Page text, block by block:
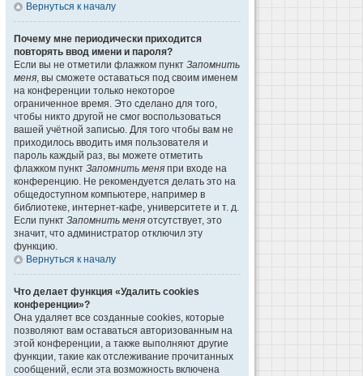
Вернуться к началу
Почему мне периодически приходится
повторять ввод имени и пароля?
Если вы не отметили флажком пункт Запомнить
меня, вы сможете оставаться под своим именем
на конференции только некоторое
ограниченное время. Это сделано для того,
чтобы никто другой не смог воспользоваться
вашей учётной записью. Для того чтобы вам не
приходилось вводить имя пользователя и
пароль каждый раз, вы можете отметить
флажком пункт Запомнить меня при входе на
конференцию. Не рекомендуется делать это на
общедоступном компьютере, например в
библиотеке, интернет-кафе, университете и т. д.
Если пункт Запомнить меня отсутствует, это
значит, что администратор отключил эту
функцию.
Вернуться к началу
Что делает функция «Удалить cookies
конференции»?
Она удаляет все созданные cookies, которые
позволяют вам оставаться авторизованным на
этой конференции, а также выполняют другие
функции, такие как отслеживание прочитанных
сообщений, если эта возможность включена